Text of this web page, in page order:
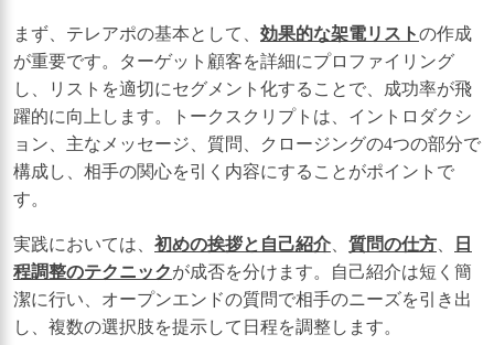
まず、テレアポの基本として、 効果的な架電リストの作成
が重要です。ターゲット顧客を詳細にプロファイリング
し、リストを適切にセグメント化することで、成功率が飛
躍的に向上します。トークスクリプトは、イントロダクシ
ョン、主なメッセージ、質問、クロージングの4つの部分で
構成し、相手の関心を引く内容にすることがポイントで
す。
実践においては、 初めの挨拶と自己紹介 質問の仕方
日
程調整のテクニックが成否を分けます。自己紹介は短く簡
潔に行い、オープンエンドの質問で相手のニーズを引き出
し、複数の選択肢を提示して日程を調整します。